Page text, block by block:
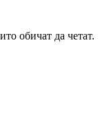
обичат да четат.